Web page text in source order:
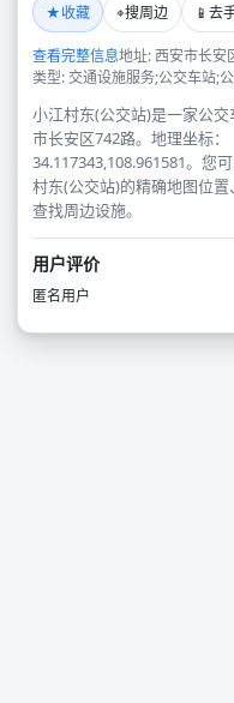
★收藏 ⌖搜周边 📱 去
查看完整信息地址: 西安市长安
类型: 交通设施服务;公交车站;
小江村东(公交站)是一家公
市长安区742路。地理坐标：
34.117343,108.961581。您
村东(公交站)的精确地图位
查找周边设施。
用户评价
匿名用户